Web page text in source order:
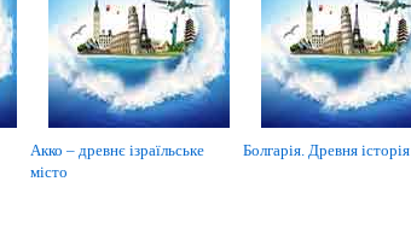
Акко – древнє ізраїльське
місто
Болгарія. Древня історія